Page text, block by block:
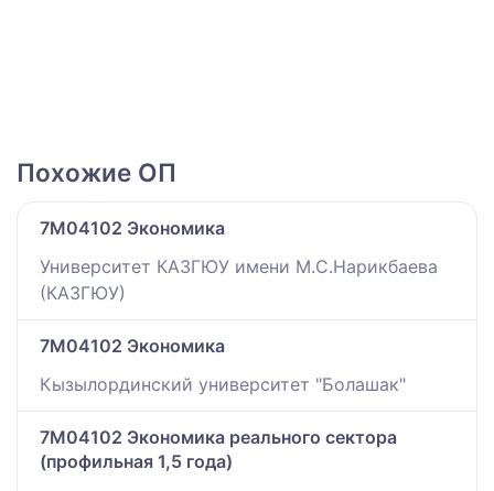
Похожие ОП
7M04102 Экономика
Университет КАЗГЮУ имени М.С.Нарикбаева
(КАЗГЮУ)
7M04102 Экономика
Кызылординский университет "Болашак"
7M04102 Экономика реального сектора
(профильная 1,5 года)